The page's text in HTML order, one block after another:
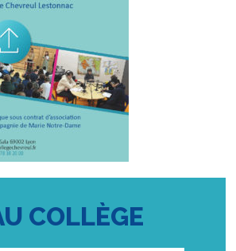
COLLÈGE